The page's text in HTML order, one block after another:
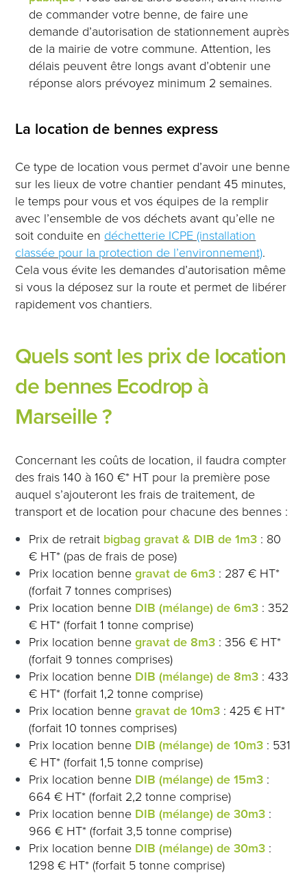
de commander votre benne, de faire une
demande d’autorisation de stationnement auprès
de la mairie de votre commune. Attention, les
délais peuvent être longs avant d’obtenir une
réponse alors prévoyez minimum 2 semaines.
La location de bennes express
Ce type de location vous permet d’avoir une benne
sur les lieux de votre chantier pendant 45 minutes,
le temps pour vous et vos équipes de la remplir
avec l’ensemble de vos déchets avant qu’elle ne
soit conduite en déchetterie ICPE (installation
classée pour la protection de l’environnement).
Cela vous évite les demandes d’autorisation même
si vous la déposez sur la route et permet de libérer
rapidement vos chantiers.
Quels sont les prix de location
de bennes Ecodrop à
Marseille ?
Concernant les coûts de location, il faudra compter
des frais 140 à 160 €* HT pour la première pose
auquel s’ajouteront les frais de traitement, de
transport et de location pour chacune des bennes :
Prix de retrait bigbag gravat & DIB de 1m3 : 80
€ HT* (pas de frais de pose)
Prix location bennegravat de 6m3 : 287 € HT*
(forfait 7 tonnes comprises)
Prix location benne DIB (mélange) de 6m3 : 352
€ HT* (forfait 1 tonne comprise)
Prix location bennegravat de 8m3 : 356 € HT*
(forfait 9 tonnes comprises)
Prix location benne DIB (mélange) de 8m3 : 433
€ HT* (forfait 1,2 tonne comprise)
Prix location bennegravat de 10m3 : 425 € HT*
(forfait 10 tonnes comprises)
Prix location benne DIB (mélange) de 10m3 : 531
€ HT* (forfait 1,5 tonne comprise)
Prix location benne DIB (mélange) de 15m3 :
664 € HT* (forfait 2,2 tonne comprise)
Prix location benne DIB (mélange) de 30m3 :
966 € HT* (forfait 3,5 tonne comprise)
Prix location benne DIB (mélange) de 30m3 :
1298 € HT* (forfait 5 tonne comprise)